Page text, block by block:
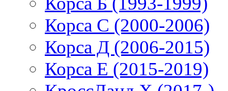
Корса С (2000-2006)
Корса Д (2006-2015)
Корса E (2015-2019)